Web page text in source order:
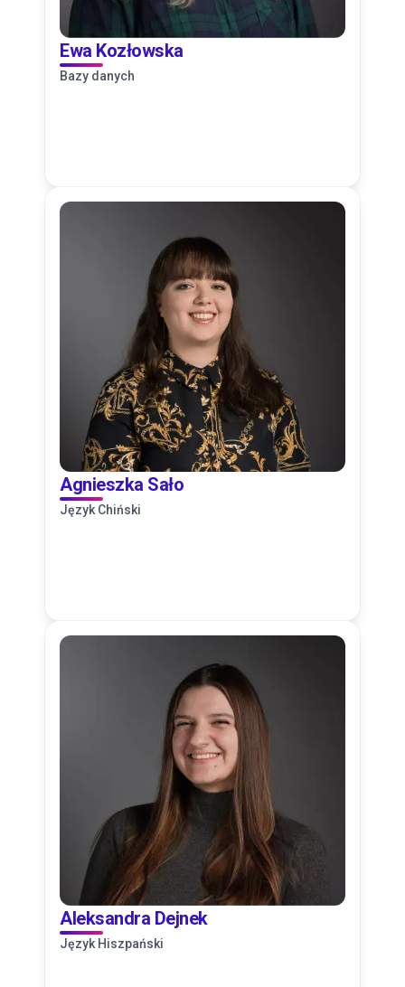
Ewa Kozłowska
Bazy danych
Agnieszka Sało
Język Chiński
Aleksandra Dejnek
Język Hiszpański